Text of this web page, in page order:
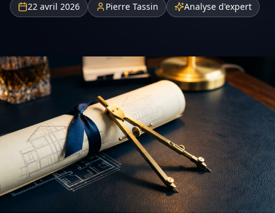
22 avril 2026 Pierre Tassin Analyse d'expert